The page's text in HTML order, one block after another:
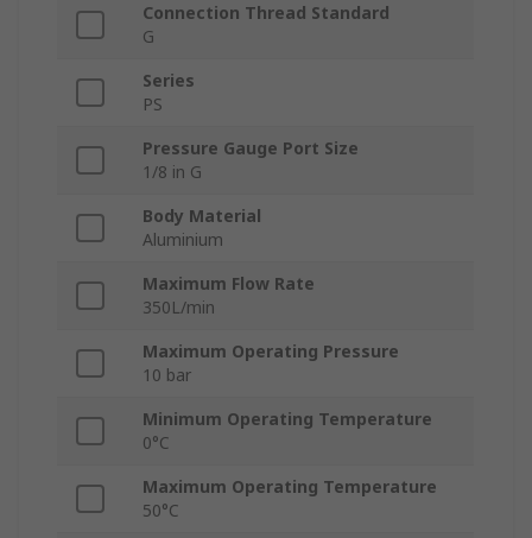
Connection Thread Standard
G
Series
PS
Pressure Gauge Port Size
1/8 in G
Body Material
Aluminium
Maximum Flow Rate
350L/min
Maximum Operating Pressure
10 bar
Minimum Operating Temperature
0°C
Maximum Operating Temperature
50°C